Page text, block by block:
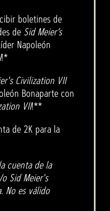
boletines de
de Sid Meier’s
Napoleón
!*
Civilization VII
Bonaparte con
VII!**
de 2K para la
cuenta de la
Sid Meier's
No es válido